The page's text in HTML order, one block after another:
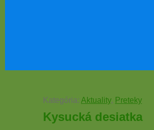
Kategória: Aktuality, Preteky
Kysucká desiatka